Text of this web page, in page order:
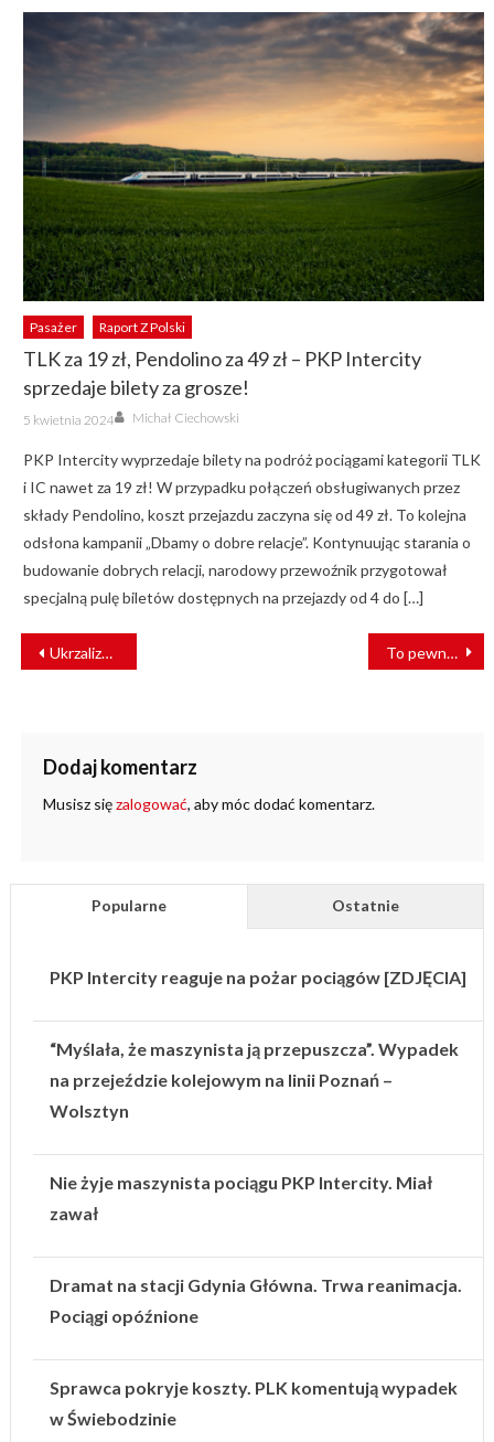
Pasażer Raport Z Polski
TLK za 19 zł, Pendolino za 49 zł – PKP Intercity
sprzedaje bilety za grosze!
Posted
on
5 kwietnia 2024 Author
Michał Ciechowski
PKP Intercity wyprzedaje bilety na podróż pociągami kategorii TLK
i IC nawet za 19 zł! W przypadku połączeń obsługiwanych przez
składy Pendolino, koszt przejazdu zaczyna się od 49 zł. To kolejna
odsłona kampanii „Dbamy o dobre relacje”. Kontynuując starania o
budowanie dobrych relacji, narodowy przewoźnik przygotował
specjalną pulę biletów dostępnych na przejazdy od 4 do […]
NAWIGACJA
WPISU
Ukrzaliznytsia kupi 80 nowych pociągów. Do przetargu zaprosiła producenta z Polski To pewne! Dworzec PKP Bydgoszcz Główna będzie miał patrona
Dodaj komentarz
Musisz sięzalogować, aby móc dodać komentarz.
Popularne Ostatnie
PKP Intercity reaguje na pożar pociągów [ZDJĘCIA]
“Myślała, że maszynista ją przepuszcza”. Wypadek
na przejeździe kolejowym na linii Poznań –
Wolsztyn
Nie żyje maszynista pociągu PKP Intercity. Miał
zawał
Dramat na stacji Gdynia Główna. Trwa reanimacja.
Pociągi opóźnione
Sprawca pokryje koszty. PLK komentują wypadek
w Świebodzinie